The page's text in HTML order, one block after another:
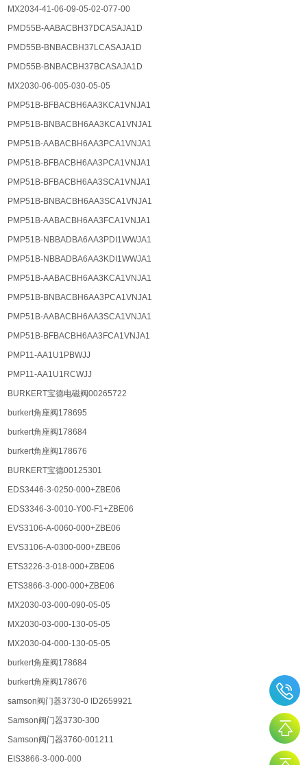
MX2034-41-06-09-05-02-077-00
PMD55B-AABACBH37DCASAJA1D
PMD55B-BNBACBH37LCASAJA1D
PMD55B-BNBACBH37BCASAJA1D
MX2030-06-005-030-05-05
PMP51B-BFBACBH6AA3KCA1VNJA1
PMP51B-BNBACBH6AA3KCA1VNJA1
PMP51B-AABACBH6AA3PCA1VNJA1
PMP51B-BFBACBH6AA3PCA1VNJA1
PMP51B-BFBACBH6AA3SCA1VNJA1
PMP51B-BNBACBH6AA3SCA1VNJA1
PMP51B-AABACBH6AA3FCA1VNJA1
PMP51B-NBBADBA6AA3PDI1WWJA1
PMP51B-NBBADBA6AA3KDI1WWJA1
PMP51B-AABACBH6AA3KCA1VNJA1
PMP51B-BNBACBH6AA3PCA1VNJA1
PMP51B-AABACBH6AA3SCA1VNJA1
PMP51B-BFBACBH6AA3FCA1VNJA1
PMP11-AA1U1PBWJJ
PMP11-AA1U1RCWJJ
BURKERT宝德电磁阀00265722
burkert角座阀178695
burkert角座阀178684
burkert角座阀178676
BURKERT宝德00125301
EDS3446-3-0250-000+ZBE06
EDS3346-3-0010-Y00-F1+ZBE06
EVS3106-A-0060-000+ZBE06
EVS3106-A-0300-000+ZBE06
ETS3226-3-018-000+ZBE06
ETS3866-3-000-000+ZBE06
MX2030-03-000-090-05-05
MX2030-03-000-130-05-05
MX2030-04-000-130-05-05
burkert角座阀178684
burkert角座阀178676
samson阀门器3730-0 ID2659921
Samson阀门器3730-300
Samson阀门器3760-001211
EIS3866-3-000-000